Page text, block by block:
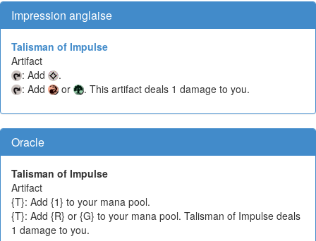
Impression anglaise
Talisman of Impulse
Artifact
: Add
.
: Add
or . This artifact deals 1 damage to you.
Oracle
Talisman of Impulse
Artifact
{T}: Add {1} to your mana pool.
{T}: Add {R} or {G} to your mana pool. Talisman of Impulse deals
1 damage to you.